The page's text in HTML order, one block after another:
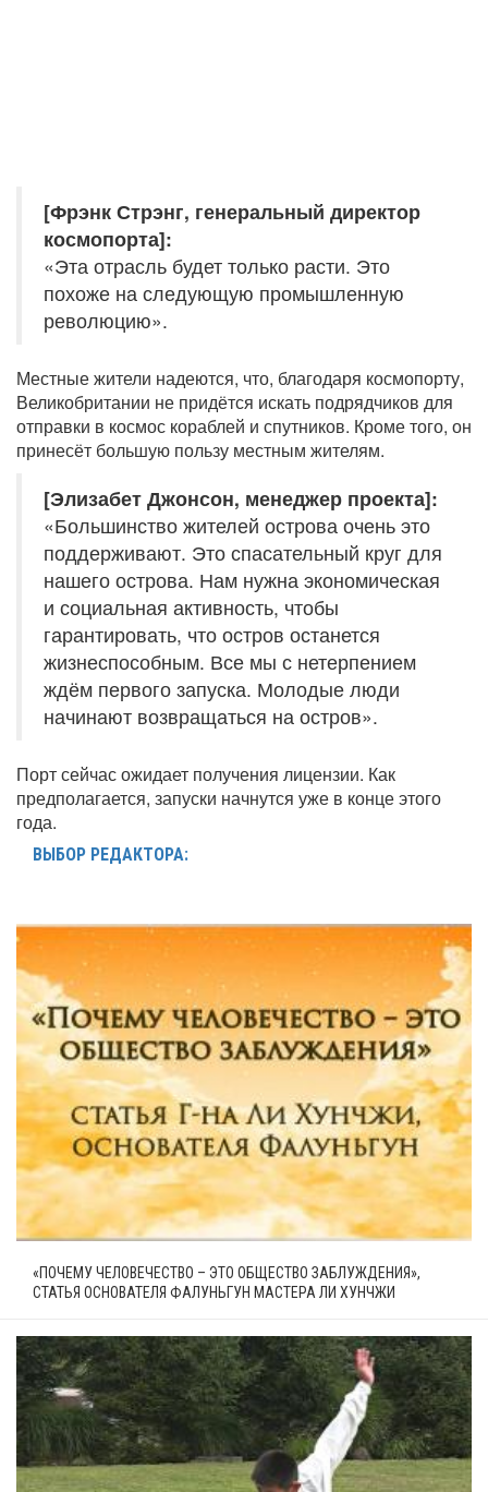
[Фрэнк Стрэнг, генеральный директор
космопорта]:
«Эта отрасль будет только расти. Это
похоже на следующую промышленную
революцию».
Местные жители надеются, что, благодаря космопорту,
Великобритании не придётся искать подрядчиков для
отправки в космос кораблей и спутников. Кроме того, он
принесёт большую пользу местным жителям.
[Элизабет Джонсон, менеджер проекта]:
«Большинство жителей острова очень это
поддерживают. Это спасательный круг для
нашего острова. Нам нужна экономическая
и социальная активность, чтобы
гарантировать, что остров останется
жизнеспособным. Все мы с нетерпением
ждём первого запуска. Молодые люди
начинают возвращаться на остров».
Порт сейчас ожидает получения лицензии. Как
предполагается, запуски начнутся уже в конце этого
года.
ВЫБОР РЕДАКТОРА:
«ПОЧЕМУ ЧЕЛОВЕЧЕСТВО – ЭТО ОБЩЕСТВО ЗАБЛУЖДЕНИЯ»,
СТАТЬЯ ОСНОВАТЕЛЯ ФАЛУНЬГУН МАСТЕРА ЛИ ХУНЧЖИ